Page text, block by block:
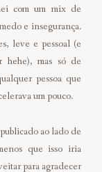
com um mix de
e insegurança.
leve e pessoal (e
hehe), mas só de
pessoa que
um pouco.
ao lado de
que isso iria
para agradecer